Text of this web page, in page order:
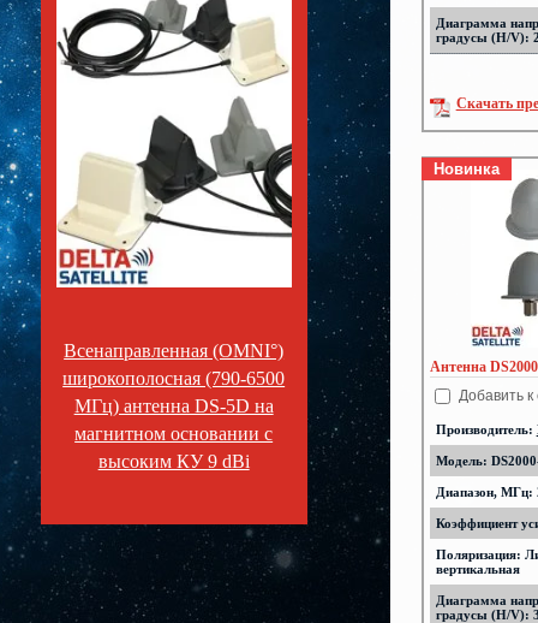
Всенаправленная (OMNI°)
широкополосная (790-6500
МГц) антенна DS-5D на
магнитном основании с
высоким КУ 9 dBi
Диаграмма
градусы (H/V):
Скачать
Новинка
Антенна
Добавить
Производитель:
Модель:
Диапазон, МГц:
Коэффициент
Поляризация:
вертикальная
Диаграмма
градусы (H/V):